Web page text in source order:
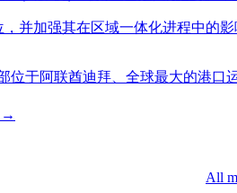
并加强其在区域一体化进程中的影
位于阿联酋迪拜、全球最大的港口
→
All